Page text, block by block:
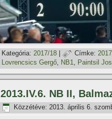
Kategória: 2017/18 Címke:
Lovrencsics Gergő, NB1, Paintsil
2013.IV.6. NB II,
Közzétéve: 2013. április 6.